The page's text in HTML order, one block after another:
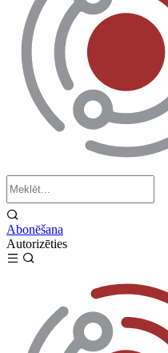
Abonēšana
Autorizēties